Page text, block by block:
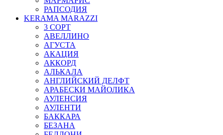
РАПСОДИЯ
KERAMA MARAZZI
3 СОРТ
АВЕЛЛИНО
АГУСТА
АКАЦИЯ
АККОРД
АЛЬКАЛА
АНГЛИЙСКИЙ ДЕЛФТ
АРАБЕСКИ МАЙОЛИКА
АУЛЕНСИЯ
АУЛЕНТИ
БАККАРА
БЕЗАНА